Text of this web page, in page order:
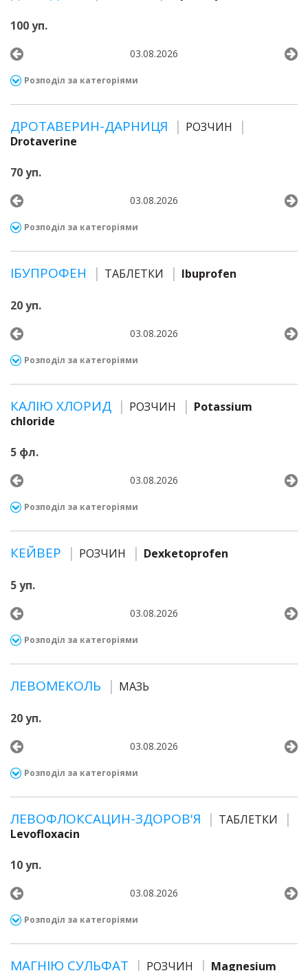
100 уп.
03.08.2026
Розподіл за категоріями
ДРОТАВЕРИН-ДАРНИЦЯ
РОЗЧИН
Drotaverine
70 уп.
03.08.2026
Розподіл за категоріями
ІБУПРОФЕН ТАБЛЕТКИ Ibuprofen
20 уп.
03.08.2026
Розподіл за категоріями
КАЛІЮ ХЛОРИД РОЗЧИН
Potassium
chloride
5 фл.
03.08.2026
Розподіл за категоріями
КЕЙВЕР РОЗЧИН Dexketoprofen
5 уп.
03.08.2026
Розподіл за категоріями
ЛЕВОМЕКОЛЬ МАЗЬ
20 уп.
03.08.2026
Розподіл за категоріями
ЛЕВОФЛОКСАЦИН-ЗДОРОВ'Я
ТАБЛЕТКИ
Levofloxacin
10 уп.
03.08.2026
Розподіл за категоріями
МАГНІЮ СУЛЬФАТ РОЗЧИН
Magnesium